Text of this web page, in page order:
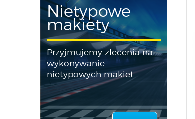
Nietypowe
makiety
Przyjmujemy zlecenia na
wykonywanie
nietypowych makiet